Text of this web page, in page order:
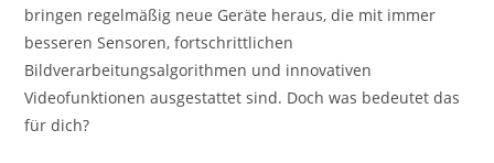
bringen regelmäßig neue Geräte heraus, die mit immer
besseren Sensoren, fortschrittlichen
Bildverarbeitungsalgorithmen und innovativen
Videofunktionen ausgestattet sind. Doch was bedeutet das
für dich?